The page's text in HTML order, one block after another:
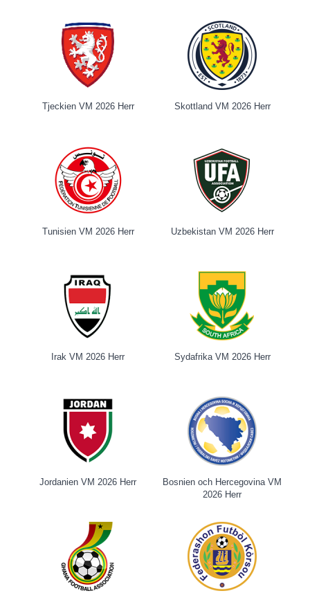
Tjeckien VM 2026 Herr Skottland VM 2026 Herr
Tunisien VM 2026 Herr Uzbekistan VM 2026 Herr
Irak VM 2026 Herr Sydafrika VM 2026 Herr
Jordanien VM 2026 Herr
Bosnien och Hercegovina VM
2026 Herr